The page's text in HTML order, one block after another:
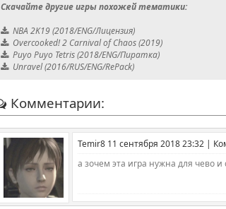
Скачайте другие игры похожей тематики:
NBA 2K19 (2018/ENG/Лицензия)
Overcooked! 2 Carnival of Chaos (2019)
Puyo Puyo Tetris (2018/ENG/Пиратка)
Unravel (2016/RUS/ENG/RePack)
Комментарии:
Temir8 11 сентября 2018 23:32 |
а зочем эта игра нужна для чево и